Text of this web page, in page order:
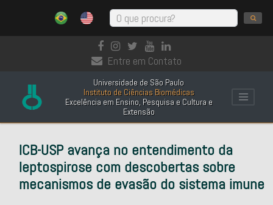
Entre em Contato
Universidade de São Paulo
Instituto de Ciências Biomédicas
Excelência em Ensino, Pesquisa e Cultura e
Extensão
ICB-USP avança no entendimento da
leptospirose com descobertas sobre
mecanismos de evasão do sistema imune